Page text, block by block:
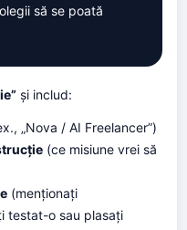
să se poată
și includ:
„Nova / AI Freelancer”)
(ce misiune vrei să
(menționați
testat-o ​​sau plasați